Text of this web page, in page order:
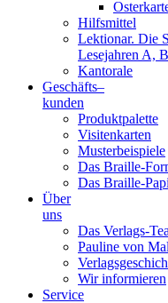
Hilfsmittel
Lektionar. Die
Lesejahren A,
Kantorale
Geschäfts­–
kunden
Produktpalette
Visitenkarten
Musterbeispiele
Das Braille-
Das Braille-
Über
uns
Das Verlags-
Pauline von
Wir informieren
Service